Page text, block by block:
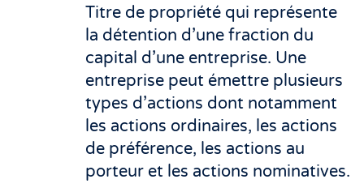
Titre de propriété qui représente
la détention d’une fraction du
capital d’une entreprise. Une
entreprise peut émettre plusieurs
types d’actions dont notamment
les actions ordinaires, les actions
de préférence, les actions au
porteur et les actions nominatives.